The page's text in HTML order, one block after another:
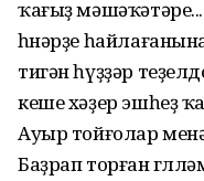
ҡағыҙ
һөнәрҙе
тигән һүҙҙәр
кеше хәҙер эшһеҙ
Ауыр тойғолар
Баҙрап торған